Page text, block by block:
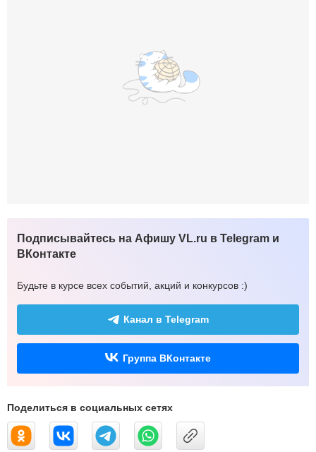
Подписывайтесь на Афишу VL.ru в Telegram и
ВКонтакте
Будьте в курсе всех событий, акций и конкурсов :)
Канал в Telegram
Группа ВКонтакте
Поделиться в социальных сетях